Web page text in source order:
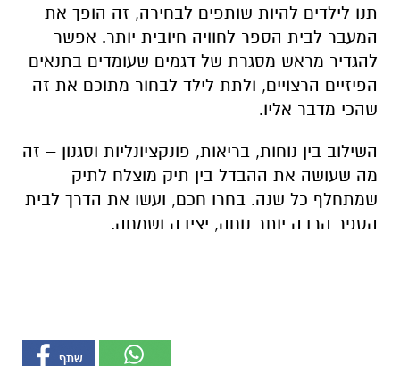
תנו לילדים להיות שותפים לבחירה, זה הופך את
המעבר לבית הספר לחוויה חיובית יותר. אפשר
להגדיר מראש מסגרת של דגמים שעומדים בתנאים
הפיזיים הרצויים, ולתת לילד לבחור מתוכם את זה
שהכי מדבר אליו.
השילוב בין נוחות, בריאות, פונקציונליות וסגנון – זה
מה שעושה את ההבדל בין תיק מוצלח לתיק
שמתחלף כל שנה. בחרו חכם, ועשו את הדרך לבית
הספר הרבה יותר נוחה, יציבה ושמחה.